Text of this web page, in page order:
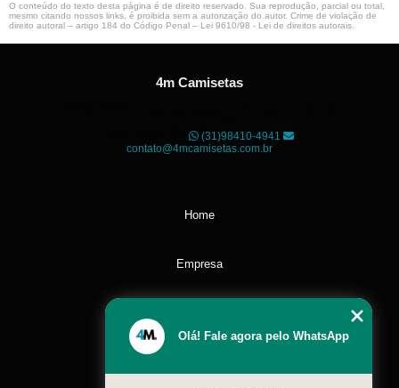
O conteúdo do texto desta página é de direito reservado. Sua reprodução, parcial ou total,
mesmo citando nossos links, é proibida sem a autorização do autor. Crime de violação de
direito autoral – artigo 184 do Código Penal – Lei 9610/98 - Lei de direitos autorais
4m Camisetas
(31)98410-4941
contato@4mcamisetas.com.br
Home
Empresa
Olá! Fale agora pelo WhatsApp